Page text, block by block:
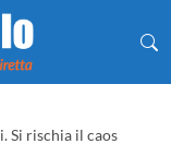
Si rischia il caos